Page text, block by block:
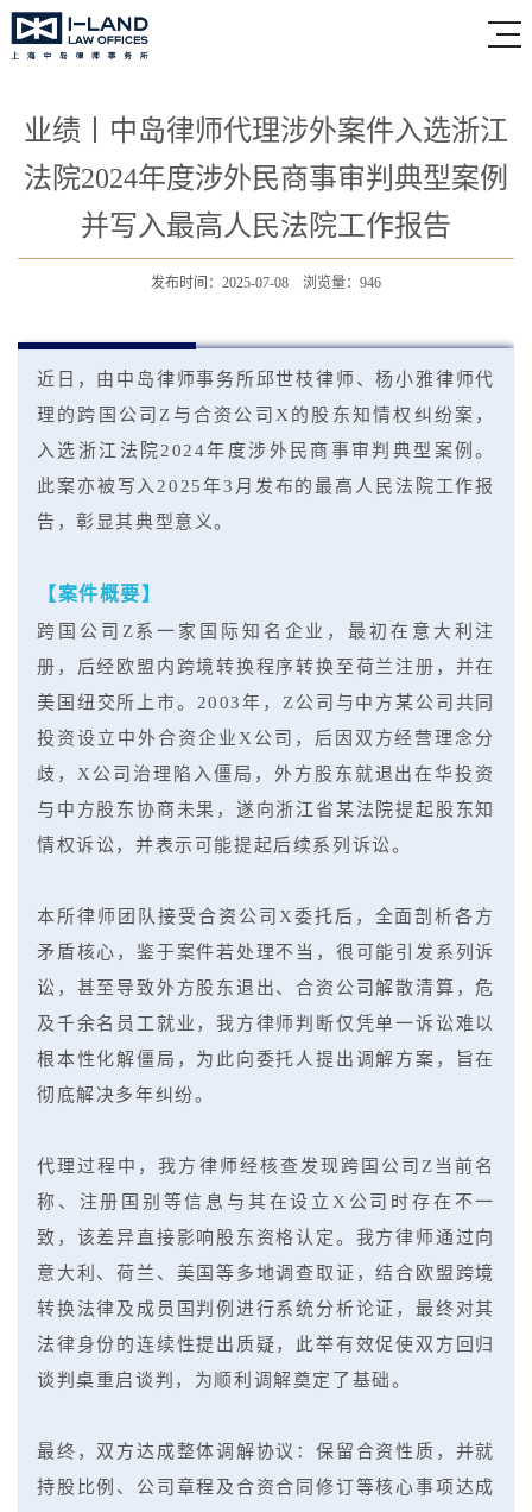
业绩丨中岛律师代理涉外案件入选浙江
法院2024年度涉外民商事审判典型案例
并写入最高人民法院工作报告
发布时间：2025-07-08 浏览量：946
近日，由中岛律师事务所邱世枝律师、杨小雅律师代
理的跨国公司Z与合资公司X的股东知情权纠纷案，
入选浙江法院2024年度涉外民商事审判典型案例。
此案亦被写入2025年3月发布的最高人民法院工作报
告，彰显其典型意义。
【案件概要】
跨国公司Z系一家国际知名企业，最初在意大利注
册，后经欧盟内跨境转换程序转换至荷兰注册，并在
美国纽交所上市。2003年，Z公司与中方某公司共同
投资设立中外合资企业X公司，后因双方经营理念分
歧，X公司治理陷入僵局，外方股东就退出在华投资
与中方股东协商未果，遂向浙江省某法院提起股东知
情权诉讼，并表示可能提起后续系列诉讼。
本所律师团队接受合资公司X委托后，全面剖析各方
矛盾核心，鉴于案件若处理不当，很可能引发系列诉
讼，甚至导致外方股东退出、合资公司解散清算，危
及千余名员工就业，我方律师判断仅凭单一诉讼难以
根本性化解僵局，为此向委托人提出调解方案，旨在
彻底解决多年纠纷。
代理过程中，我方律师经核查发现跨国公司Z当前名
称、注册国别等信息与其在设立X公司时存在不一
致，该差异直接影响股东资格认定。我方律师通过向
意大利、荷兰、美国等多地调查取证，结合欧盟跨境
转换法律及成员国判例进行系统分析论证，最终对其
法律身份的连续性提出质疑，此举有效促使双方回归
谈判桌重启谈判，为顺利调解奠定了基础。
最终，双方达成整体调解协议：保留合资性质，并就
持股比例、公司章程及合资合同修订等核心事项达成